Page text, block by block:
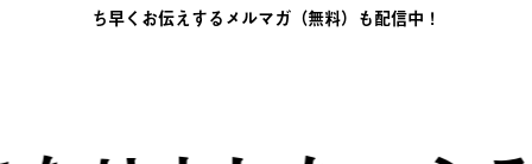
ち早くお伝えするメルマガ（無料）も配信中！